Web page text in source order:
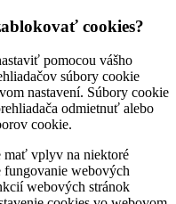
cookies?
pomocou vášho
súbory cookie
nastavení. Súbory cookie
odmietnuť alebo
cookie.
mať vplyv na niektoré
fungovanie webových
webových stránok